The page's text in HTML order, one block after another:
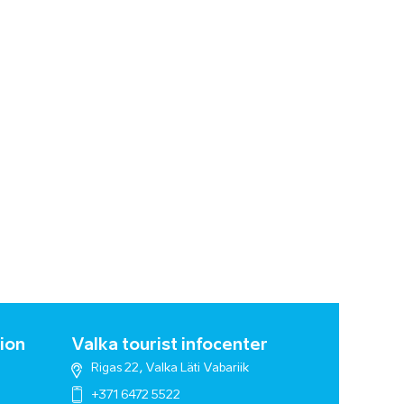
Valka tourist infocenter
Rigas 22, Valka Läti Vabariik
+371 6472 5522